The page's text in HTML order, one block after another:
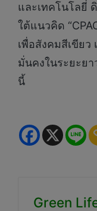
และเทคโนโลยี่
ใต้แนวคิด
เพื่อสังคมสีเขียว
มั่นคงในระยะยา
นี้
Green